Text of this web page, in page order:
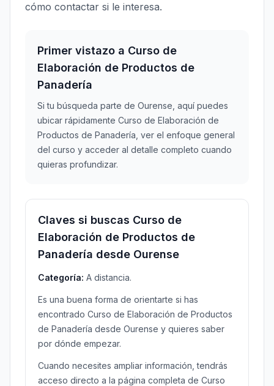
cómo contactar si le interesa.
Primer vistazo a Curso de
Elaboración de Productos de
Panadería
Si tu búsqueda parte de Ourense, aquí puedes
ubicar rápidamente Curso de Elaboración de
Productos de Panadería, ver el enfoque general
del curso y acceder al detalle completo cuando
quieras profundizar.
Claves si buscas Curso de
Elaboración de Productos de
Panadería desde Ourense
Categoría: A distancia.
Es una buena forma de orientarte si has
encontrado Curso de Elaboración de Productos
de Panadería desde Ourense y quieres saber
por dónde empezar.
Cuando necesites ampliar información, tendrás
acceso directo a la página completa de Curso